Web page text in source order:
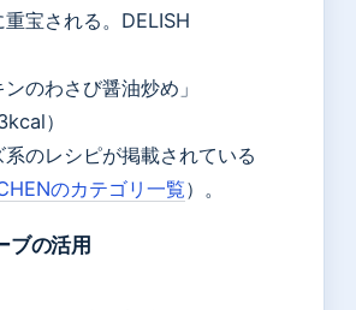
重宝される。DELISH
ンのわさび醤油炒め」
）
のレシピが掲載されている
のカテゴリ一覧）。
ブの活用